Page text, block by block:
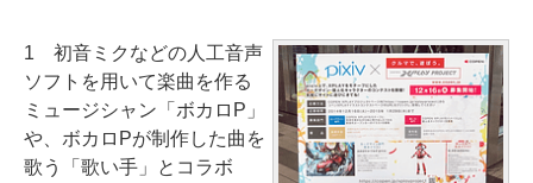
1 初音ミクなどの人工音声
ソフトを用いて楽曲を作る
ミュージシャン「ボカロP」
や、ボカロPが制作した曲を
歌う「歌い手」とコラボ